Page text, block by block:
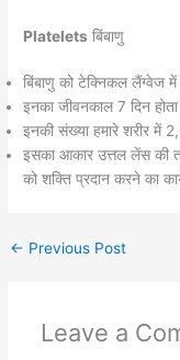
Platelets बिंबाणु
बिंबाणु को टेक्निकल लैंग्वेज में
इनका जीवनकाल 7 दिन
इनकी संख्या हमारे शरीर में
इसका आकार उत्तल लेंस की
को शक्ति प्रदान करने का
← Previous Post
Leave a